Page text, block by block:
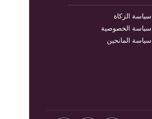
سياسة الزكاة
سياسة الخصوصية
سياسة المانحين